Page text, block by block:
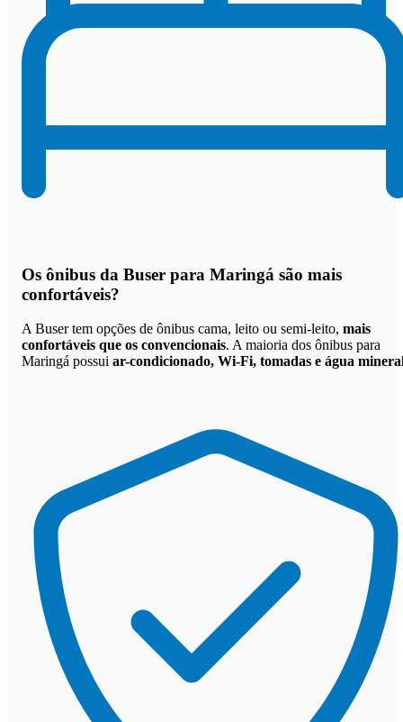
Os ônibus da Buser para Maringá são mais
confortáveis?
A Buser tem opções de ônibus cama, leito ou semi-leito, mais
confortáveis que os convencionais. A maioria dos ônibus para
Maringá possui ar-condicionado, Wi-Fi, tomadas e água